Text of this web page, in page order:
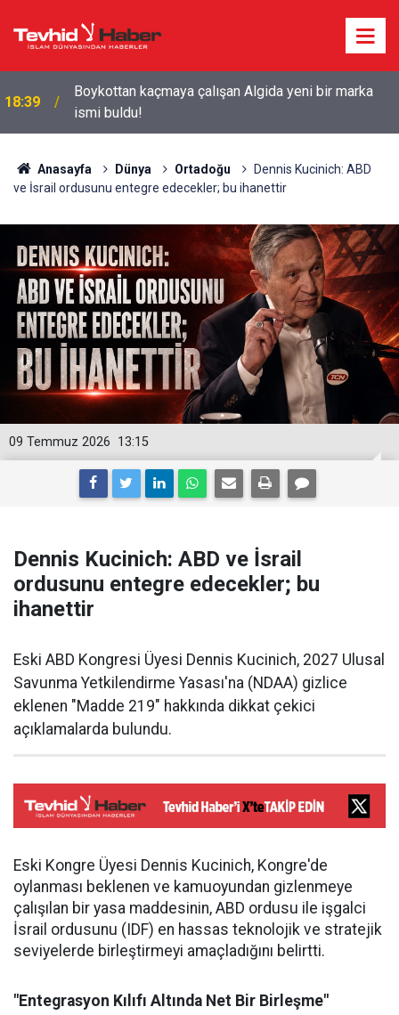
18:29
Starbucks'tan 'Tarihi' Skandal: Polisler genel
merkezi bastı!
Anasayfa Dünya Ortadoğu
Dennis Kucinich: ABD
ve İsrail ordusunu entegre edecekler; bu ihanettir
13:15
09 Temmuz 2026
Dennis Kucinich: ABD ve İsrail
ordusunu entegre edecekler; bu
ihanettir
Eski ABD Kongresi Üyesi Dennis Kucinich, 2027 Ulusal
Savunma Yetkilendirme Yasası'na (NDAA) gizlice
eklenen "Madde 219" hakkında dikkat çekici
açıklamalarda bulundu.
Eski Kongre Üyesi Dennis Kucinich, Kongre'de
oylanması beklenen ve kamuoyundan gizlenmeye
çalışılan bir yasa maddesinin, ABD ordusu ile işgalci
İsrail ordusunu (IDF) en hassas teknolojik ve stratejik
seviyelerde birleştirmeyi amaçladığını belirtti.
"Entegrasyon Kılıfı Altında Net Bir Birleşme"